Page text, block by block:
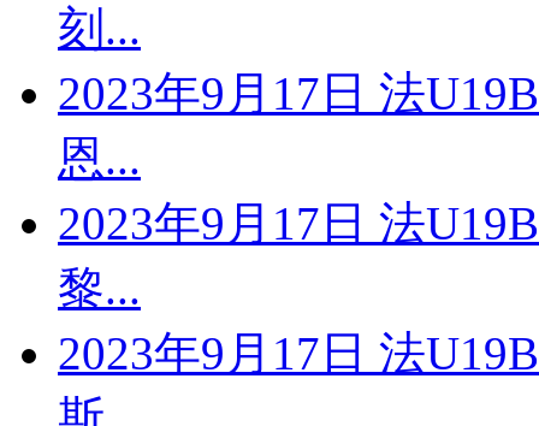
刻...
2023年9月17日 法
恩...
2023年9月17日 法
黎...
2023年9月17日 法